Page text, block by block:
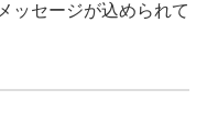
ッセージが込められて